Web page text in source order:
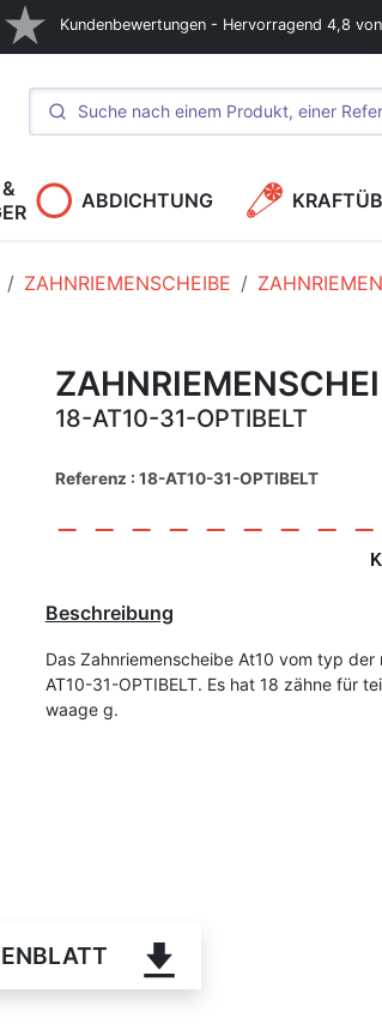
Kundenbewertungen - Hervorragend 4,8
ABDICHTUNG
ZAHNRIEMENSCHEIBE
18-AT10-31-OPTIBELT
Referenz : 18-AT10-31-OPTIBELT
Beschreibung
Das Zahnriemenscheibe At10 vom typ
AT10-31-OPTIBELT. Es hat 18 zähne für
waage g.